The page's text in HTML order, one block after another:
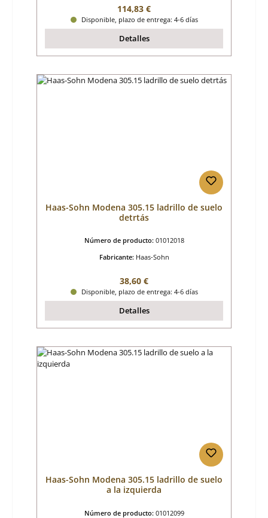
Precio normal:
114,83 €
Disponible, plazo de entrega: 4-6 días
Detalles
Haas-Sohn Modena 305.15 ladrillo de suelo
detrtás
Número de producto: 01012018
Fabricante: Haas-Sohn
Precio normal:
38,60 €
Disponible, plazo de entrega: 4-6 días
Detalles
Haas-Sohn Modena 305.15 ladrillo de suelo
a la izquierda
Número de producto: 01012099